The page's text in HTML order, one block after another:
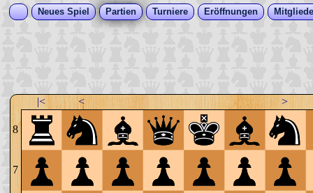
Neues Spiel Partien Turniere Eröffnungen
|< < >
8
7